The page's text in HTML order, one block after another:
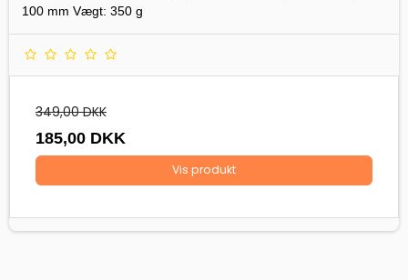
100 mm Vægt: 350 g
349,00 DKK
185,00 DKK
Vis produkt